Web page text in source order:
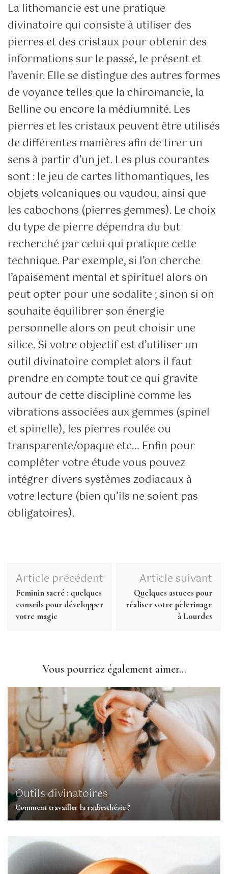
La lithomancie est une pratique
divinatoire qui consiste à utiliser des
pierres et des cristaux pour obtenir des
informations sur le passé, le présent et
l’avenir. Elle se distingue des autres formes
de voyance telles que la chiromancie, la
Belline ou encore la médiumnité. Les
pierres et les cristaux peuvent être utilisés
de différentes manières afin de tirer un
sens à partir d’un jet. Les plus courantes
sont : le jeu de cartes lithomantiques, les
objets volcaniques ou vaudou, ainsi que
les cabochons (pierres gemmes). Le choix
du type de pierre dépendra du but
recherché par celui qui pratique cette
technique. Par exemple, si l’on cherche
l’apaisement mental et spirituel alors on
peut opter pour une sodalite ; sinon si on
souhaite équilibrer son énergie
personnelle alors on peut choisir une
silice. Si votre objectif est d’utiliser un
outil divinatoire complet alors il faut
prendre en compte tout ce qui gravite
autour de cette discipline comme les
vibrations associées aux gemmes (spinel
et spinelle), les pierres roulée ou
transparente/opaque etc… Enfin pour
compléter votre étude vous pouvez
intégrer divers systèmes zodiacaux à
votre lecture (bien qu’ils ne soient pas
obligatoires).
Navigation
d'article
Article précédent
Feminin sacré : quelques
conseils pour développer
votre magie
Article suivant
Quelques astuces pour
réaliser votre pèlerinage
à Lourdes
Vous pourriez également aimer...
Outils divinatoires
Comment travailler la radiesthésie ?